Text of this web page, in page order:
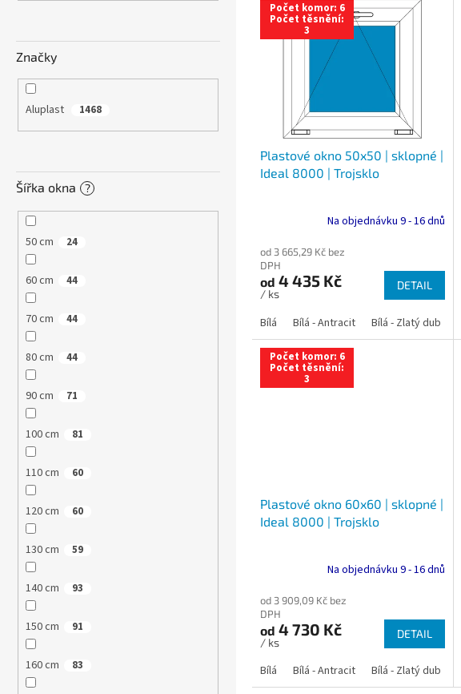
Značky
Aluplast 1468
Šířka okna ?
50 cm 24
60 cm 44
70 cm 44
80 cm 44
90 cm 71
100 cm 81
110 cm 60
120 cm 60
130 cm 59
140 cm 93
150 cm 91
160 cm 83
pp
Počet komor: 6
Počet těsnění:
3
Plastové okno 50x50 | sklopné |
Ideal 8000 | Trojsklo
Na objednávku 9 - 16 dnů
od 3 665,29 Kč bez
DPH
od 4 435 Kč
/ ks
DETAIL
Bílá Bílá - Antracit Bílá - Zlatý dub
Počet komor: 6
Počet těsnění:
3
Plastové okno 60x60 | sklopné |
Ideal 8000 | Trojsklo
Na objednávku 9 - 16 dnů
od 3 909,09 Kč bez
DPH
od 4 730 Kč
/ ks
DETAIL
Bílá Bílá - Antracit Bílá - Zlatý dub